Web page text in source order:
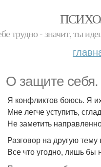
трудно - значит, ты
О защите себя.
Я конфликтов боюсь. Я
Мне легче уступить,
Не заметить
Разговор на другую
Все что угодно, лишь бы